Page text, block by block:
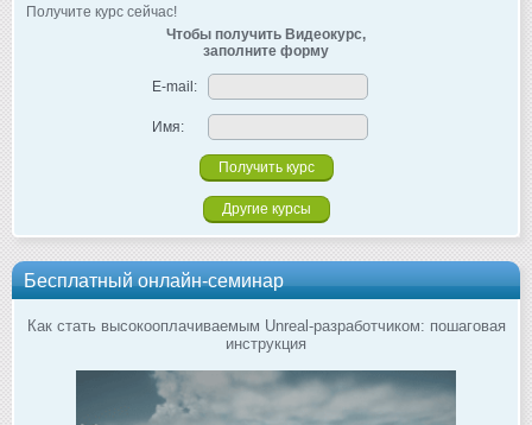
Получите курс сейчас!
Чтобы получить Видеокурс,
заполните форму
E-mail:
Имя:
Другие курсы
Бесплатный онлайн-семинар
Как стать высокооплачиваемым Unreal-разработчиком: пошаговая
инструкция